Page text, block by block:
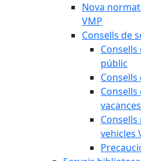
Nova
VMP
Consells de
públic
vacances
vehicles